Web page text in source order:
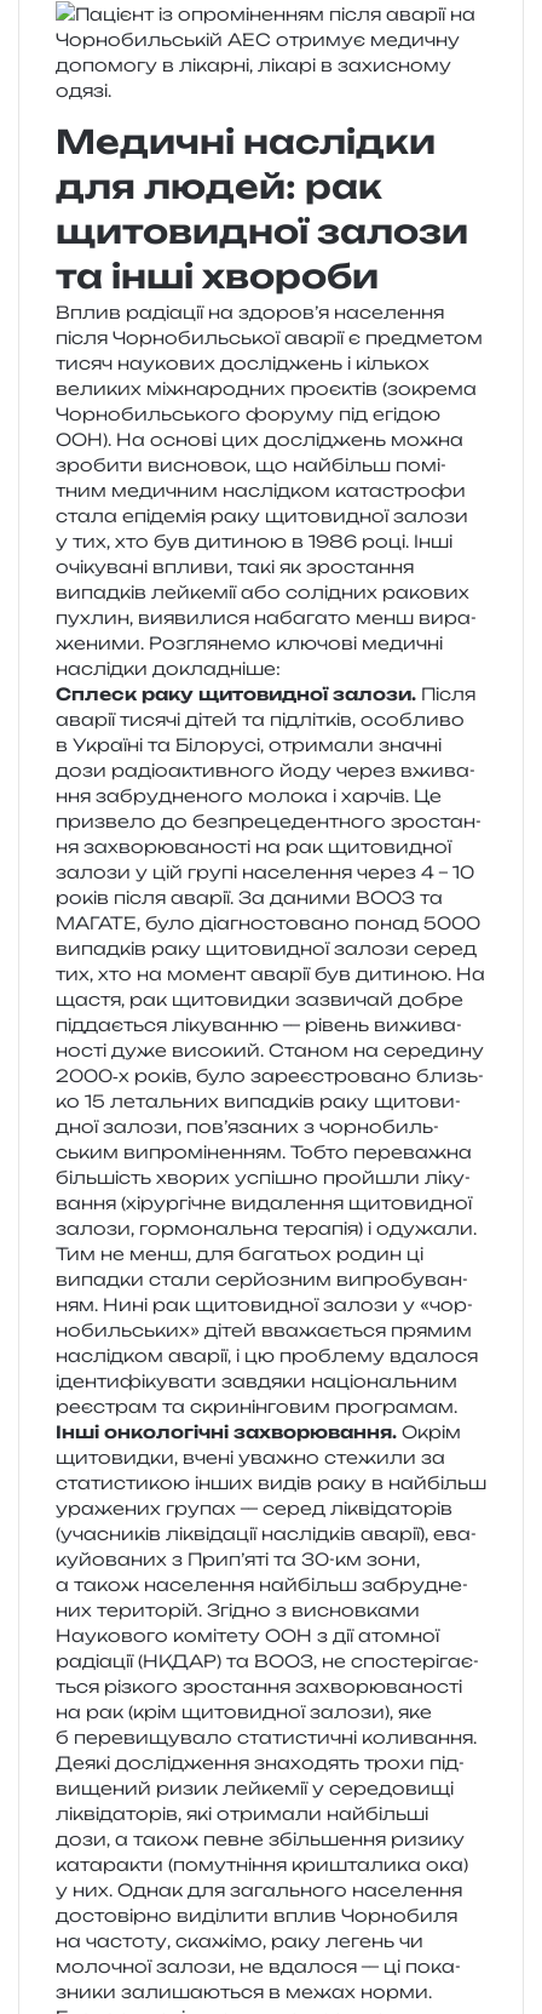
Медичні наслідки
для людей: рак
щитовидної залози
та інші хвороби
Вплив раді­а­ції на здоров’я насе­ле­н­ня
після Чорнобильської ава­рії є пре­дме­том
тисяч нау­ко­вих дослі­джень і кіль­кох
вели­ких між­на­ро­дних про­є­ктів (зокре­ма
Чорнобильського фору­му під егі­дою
ООН). На осно­ві цих дослі­джень можна
зро­би­ти висно­вок, що най­більш помі­
тним меди­чним наслід­ком ката­стро­фи
стала епі­де­мія раку щито­ви­дної зало­зи
у тих, хто був дити­ною в 1986 році. Інші
очі­ку­ва­ні впли­ви, такі як зро­ста­н­ня
випад­ків лей­ке­мії або солі­дних рако­вих
пухлин, вияви­ли­ся наба­га­то менш вира­
же­ни­ми. Розглянемо клю­чо­ві меди­чні
наслід­ки докладніше:
Сплеск раку щито­ви­дної зало­зи. Після
ава­рії тися­чі дітей та під­лі­тків, осо­бли­во
в Україні та Білорусі, отри­ма­ли зна­чні
дози радіо­актив­но­го йоду через вжи­ва­
н­ня забру­дне­но­го моло­ка і хар­чів. Це
при­зве­ло до без­пре­це­ден­тно­го зро­ста­н­
ня захво­рю­ва­но­сті на рак щито­ви­дної
зало­зи у цій групі насе­ле­н­ня через 4 – 10
років після ава­рії. За дани­ми ВООЗ та
МАГАТЕ, було діа­гно­сто­ва­но понад 5000
випад­ків раку щито­ви­дної зало­зи серед
тих, хто на момент ава­рії був дити­ною. На
щастя, рак щито­вид­ки зазви­чай добре
під­да­є­ться ліку­ван­ню — рівень вижи­ва­
но­сті дуже висо­кий. Станом на сере­ди­ну
2000‑х років, було заре­є­стро­ва­но близь­
ко 15 леталь­них випад­ків раку щито­ви­
дної зало­зи, пов’язаних з чор­но­биль­
ським випро­мі­не­н­ням. Тобто пере­ва­жна
біль­шість хво­рих успі­шно про­йшли ліку­
ва­н­ня (хірур­гі­чне вида­ле­н­ня щито­ви­дної
зало­зи, гор­мо­наль­на тера­пія) і оду­жа­ли.
Тим не менш, для бага­тьох родин ці
випад­ки стали сер­йо­зним випро­бу­ва­н­
ням. Нині рак щито­ви­дної зало­зи у «чор­
но­биль­ських» дітей вва­жа­є­ться пря­мим
наслід­ком ава­рії, і цю про­бле­му вда­ло­ся
іден­ти­фі­ку­ва­ти зав­дя­ки націо­наль­ним
реє­страм та скри­нін­го­вим програмам.
Інші онко­ло­гі­чні захво­рю­ва­н­ня. Окрім
щито­вид­ки, вчені ува­жно сте­жи­ли за
ста­ти­сти­кою інших видів раку в най­більш
ура­же­них гру­пах — серед лікві­да­то­рів
(уча­сни­ків лікві­да­ції наслід­ків ава­рії), ева­
ку­йо­ва­них з Прип’яті та 30-км зони,
а також насе­ле­н­ня най­більш забру­дне­
них тери­то­рій. Згідно з виснов­ка­ми
Наукового комі­те­ту ООН з дії атом­ної
раді­а­ції (НКДАР) та ВООЗ, не спо­сте­рі­га­є­
ться різ­ко­го зро­ста­н­ня захво­рю­ва­но­сті
на рак (крім щито­ви­дної зало­зи), яке
б пере­ви­щу­ва­ло ста­ти­сти­чні коли­ва­н­ня.
Деякі дослі­дже­н­ня зна­хо­дять трохи під­
ви­ще­ний ризик лей­ке­мії у сере­до­ви­щі
лікві­да­то­рів, які отри­ма­ли най­біль­ші
дози, а також певне збіль­ше­н­ня ризи­ку
ката­ра­кти (пому­тні­н­ня кри­шта­ли­ка ока)
у них. Однак для загаль­но­го насе­ле­н­ня
досто­вір­но виді­ли­ти вплив Чорнобиля
на часто­ту, ска­жі­мо, раку легень чи
моло­чної зало­зи, не вда­ло­ся — ці пока­
зни­ки зали­ша­ю­ться в межах норми.